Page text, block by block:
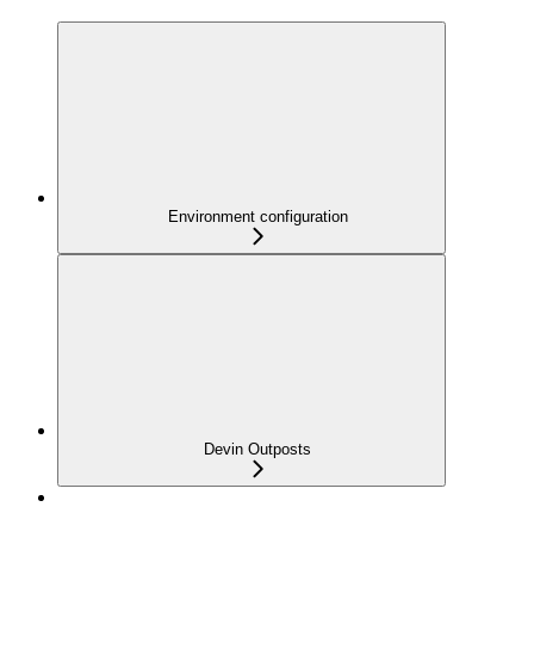
Environment configuration
Devin Outposts